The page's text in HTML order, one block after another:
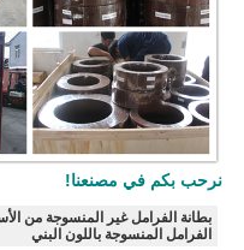
نرحب بكم في مصنعنا!
بطانة الفرامل غير المنسوجة من
الفرامل المنسوجة باللون البني